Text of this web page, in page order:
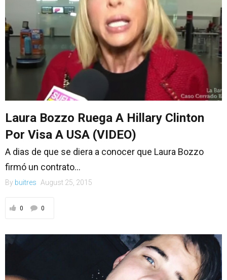
Laura Bozzo Ruega A Hillary Clinton
Por Visa A USA (VIDEO)
A dias de que se diera a conocer que Laura Bozzo
firmó un contrato...
By buitres August 25, 2015
0 0